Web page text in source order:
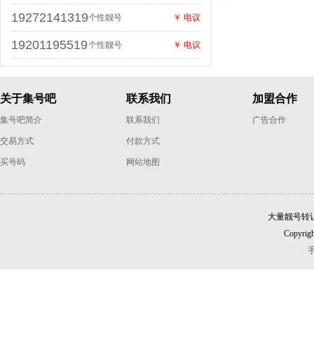
19272141319个性靓号 ￥ 电议
19201195519个性靓号 ￥ 电议
关于集号吧
集号吧简介
交易方式
买号码
联系我们
联系我们
付款方式
网站地图
加盟合作
广告合作
大量靓号转